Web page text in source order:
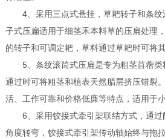
4、采用三点式悬挂，草耙转子和条纹
子式压扁适用于细茎禾本料草的压扁处理
的转子和可调定耙，草料通过草耙时可将
5、条纹滚筒式压扁是专为粗茎苜蓿类
通过时可将粗茎和植表天然腊层挤压错裂
活、工作可靠和价格低廉等特点，适用于小
6、采用铰接式牵引架联结方式，通过
角度转弯，铰接式牵引架传动轴始终与拖